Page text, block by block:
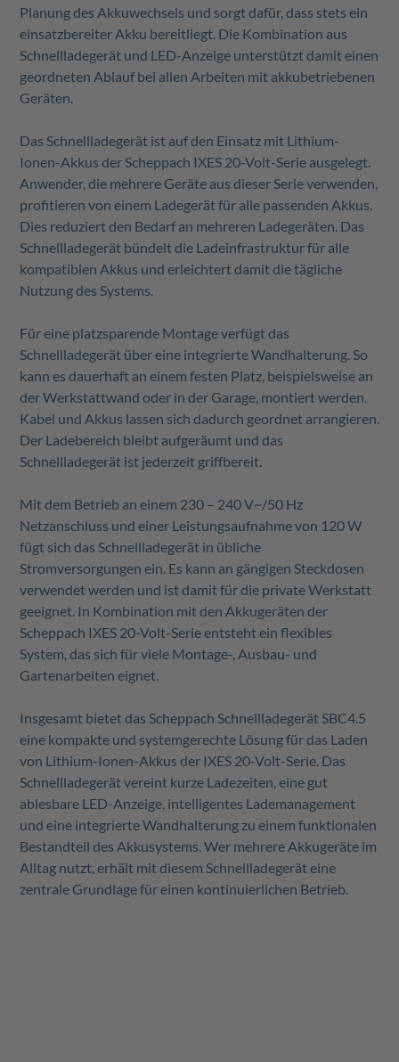
Planung des Akkuwechsels und sorgt dafür, dass stets ein
einsatzbereiter Akku bereitliegt. Die Kombination aus
Schnellladegerät und LED-Anzeige unterstützt damit einen
geordneten Ablauf bei allen Arbeiten mit akkubetriebenen
Geräten.
Das Schnellladegerät ist auf den Einsatz mit Lithium-
Ionen-Akkus der Scheppach IXES 20-Volt-Serie ausgelegt.
Anwender, die mehrere Geräte aus dieser Serie verwenden,
profitieren von einem Ladegerät für alle passenden Akkus.
Dies reduziert den Bedarf an mehreren Ladegeräten. Das
Schnellladegerät bündelt die Ladeinfrastruktur für alle
kompatiblen Akkus und erleichtert damit die tägliche
Nutzung des Systems.
Für eine platzsparende Montage verfügt das
Schnellladegerät über eine integrierte Wandhalterung. So
kann es dauerhaft an einem festen Platz, beispielsweise an
der Werkstattwand oder in der Garage, montiert werden.
Kabel und Akkus lassen sich dadurch geordnet arrangieren.
Der Ladebereich bleibt aufgeräumt und das
Schnellladegerät ist jederzeit griffbereit.
Mit dem Betrieb an einem 230 – 240 V~/50 Hz
Netzanschluss und einer Leistungsaufnahme von 120 W
fügt sich das Schnellladegerät in übliche
Stromversorgungen ein. Es kann an gängigen Steckdosen
verwendet werden und ist damit für die private Werkstatt
geeignet. In Kombination mit den Akkugeräten der
Scheppach IXES 20-Volt-Serie entsteht ein flexibles
System, das sich für viele Montage-, Ausbau- und
Gartenarbeiten eignet.
Insgesamt bietet das Scheppach Schnellladegerät SBC4.5
eine kompakte und systemgerechte Lösung für das Laden
von Lithium-Ionen-Akkus der IXES 20-Volt-Serie. Das
Schnellladegerät vereint kurze Ladezeiten, eine gut
ablesbare LED-Anzeige, intelligentes Lademanagement
und eine integrierte Wandhalterung zu einem funktionalen
Bestandteil des Akkusystems. Wer mehrere Akkugeräte im
Alltag nutzt, erhält mit diesem Schnellladegerät eine
zentrale Grundlage für einen kontinuierlichen Betrieb.